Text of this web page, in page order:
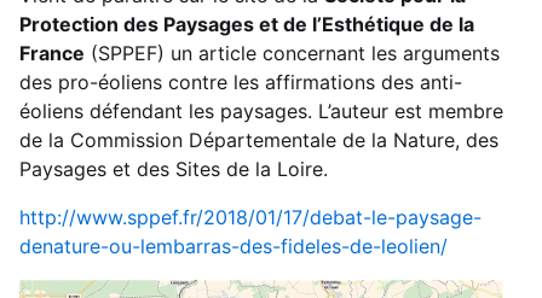
Protection des Paysages et de l’Esthétique de la
France (SPPEF) un article concernant les arguments
des pro-éoliens contre les affirmations des anti-
éoliens défendant les paysages. L’auteur est membre
de la Commission Départementale de la Nature, des
Paysages et des Sites de la Loire.
http://www.sppef.fr/2018/01/17/debat-le-paysage-
denature-ou-lembarras-des-fideles-de-leolien/